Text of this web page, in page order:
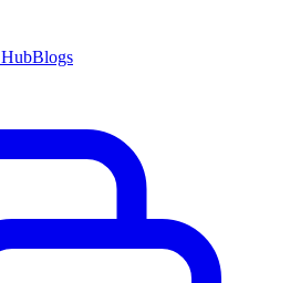
HubBlogs